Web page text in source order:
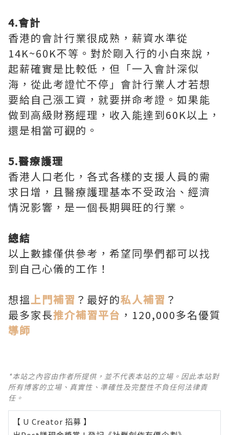
4.會計
香港的會計行業很成熟，薪資水準從
14K~60K不等。對於剛入行的小白來說，
起薪確實是比較低，但「一入會計深似
海，從此考證忙不停」會計行業人才若想
要給自己漲工資，就要拼命考證。如果能
做到高級財務經理，收入能達到60K以上，
還是相當可觀的。
5.醫療護理
香港人口老化，各式各樣的支援人員的需
求日增，且醫療護理基本不受政治、經濟
情況影響，是一個長期興旺的行業。
總結
以上數據僅供參考，希望同學們都可以找
到自己心儀的工作！
想搵上門補習 ？最好的私人補習 ？
最多家長推介補習平台 ，120,000多名優質
導師
*本站之內容由作者所提供，並不代表本站的立場。因此本站對
所有博客的立場、真實性、準確性及完整性不負任何法律責
任。
【 U Creator 招募 】